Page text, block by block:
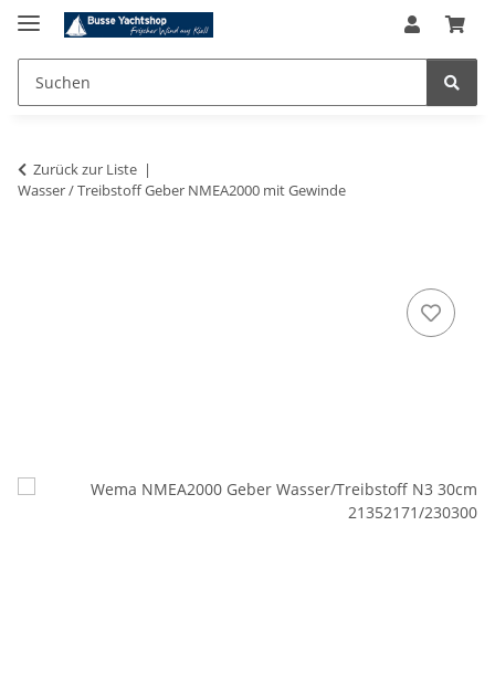
Zurück zur Liste
Wasser / Treibstoff Geber NMEA2000 mit Gewinde